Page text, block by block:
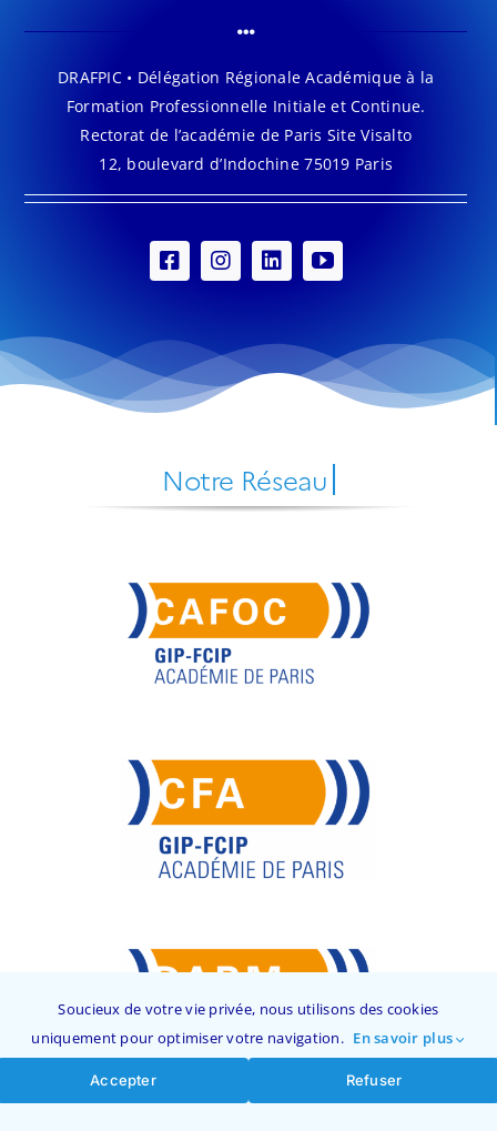
DRAFPIC • Délégation Régionale Académique à la
Formation Professionnelle Initiale et Continue.
Rectorat de l’académie de Paris Site Visalto
12, boulevard d’Indochine 75019 Paris
Soucieux de votre vie privée, nous utilisons des cookies
uniquement pour optimiser votre navigation. En savoir plus
Accepter Refuser